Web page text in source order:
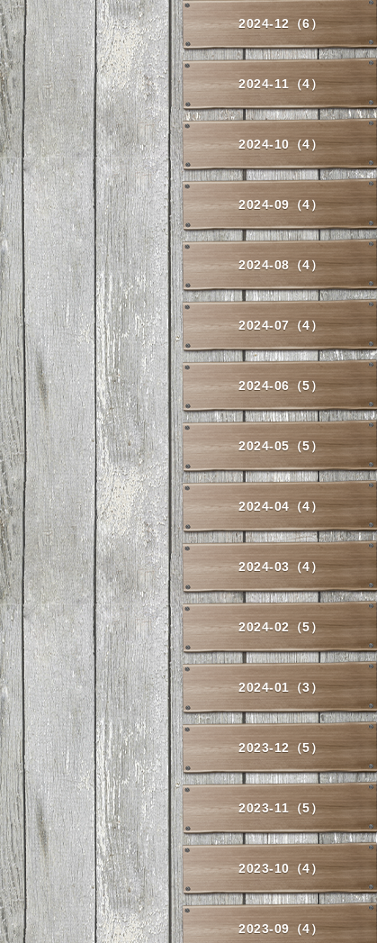
2024-12（6）
2024-11（4）
2024-10（4）
2024-09（4）
2024-08（4）
2024-07（4）
2024-06（5）
2024-05（5）
2024-04（4）
2024-03（4）
2024-02（5）
2024-01（3）
2023-12（5）
2023-11（5）
2023-10（4）
2023-09（4）